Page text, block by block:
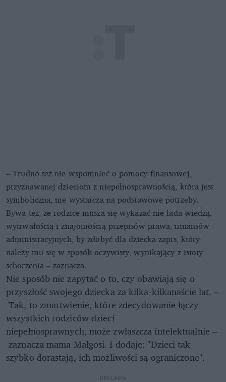
– Trudno też nie wspomnieć o pomocy finansowej,
przyznawanej dzieciom z niepełnosprawnością, która jest
symboliczna, nie wystarcza na podstawowe potrzeby.
Bywa też, że rodzice musza się wykazać nie lada wiedzą,
wytrwałością i znajomością przepisów prawa, niuansów
administracyjnych, by zdobyć dla dziecka zapis, który
należy mu się w sposób oczywisty, wynikający z istoty
schorzenia – zaznacza.
Nie sposób nie zapytać o to, czy obawiają się o
przyszłość swojego dziecka za kilka-kilkanaście lat. –
Tak, to zmartwienie, które zdecydowanie łączy
wszystkich rodziców dzieci
niepełnosprawnych, może zwłaszcza intelektualnie –
zaznacza mama Małgosi. I dodaje: "Dzieci tak
szybko dorastają, ich możliwości są ograniczone".
REKLAMA